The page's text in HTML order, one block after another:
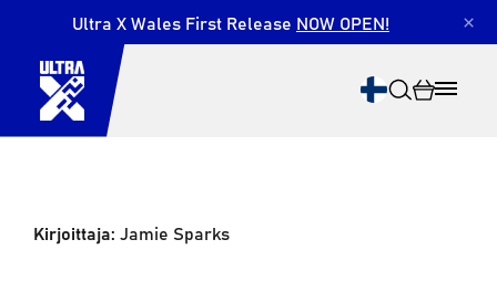
Ultra X Wales First Release NOW OPEN! ×
Kirjoittaja: Jamie Sparks